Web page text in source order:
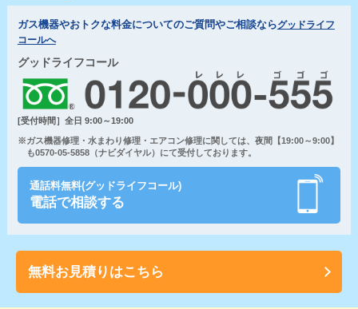
ガス機器やおトクな料金についてのご質問やご相談ならグッドライフ
コールへ
グッドライフコール
[受付時間］全日 9:00～19:00
※ガス機器修理・水まわり修理・エアコン修理に関しては、夜間【19:00～9:00】
も0570-05-5858（ナビダイヤル）にて受付しております。
通話料無料(グッドライフコール)
電話で相談する
無料お見積りはこちら